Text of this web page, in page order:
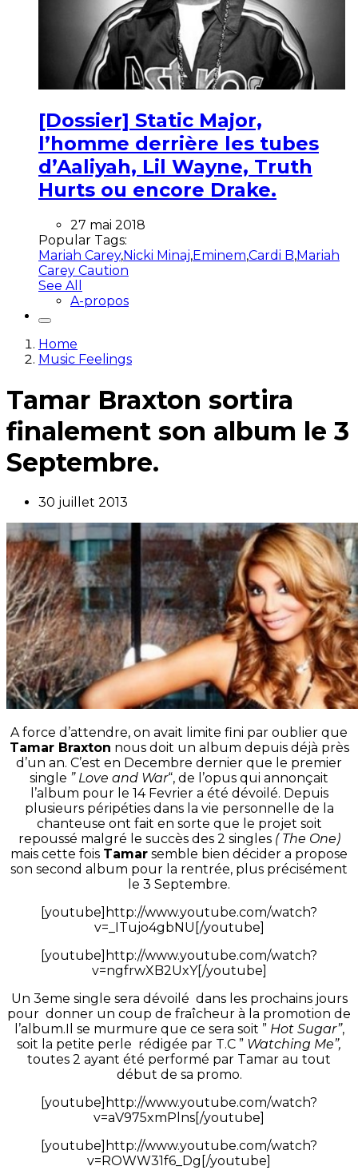
[Dossier] Static Major,
l’homme derrière les tubes
d’Aaliyah, Lil Wayne, Truth
Hurts ou encore Drake.
27 mai 2018
Popular Tags:
Mariah Carey,Nicki Minaj,Eminem,Cardi B,Mariah
Carey Caution
See All
A-propos
Home
Music Feelings
Tamar Braxton sortira
finalement son album le 3
Septembre.
30 juillet 2013
A force d’attendre, on avait limite fini par oublier que
Tamar Braxton nous doit un album depuis déjà près
d’un an. C’est en Decembre dernier que le premier
single ” Love and War“, de l’opus qui annonçait
l’album pour le 14 Fevrier a été dévoilé. Depuis
plusieurs péripéties dans la vie personnelle de la
chanteuse ont fait en sorte que le projet soit
repoussé malgré le succès des 2 singles ( The One)
mais cette fois Tamar semble bien décider a propose
son second album pour la rentrée, plus précisément
le 3 Septembre.
[youtube]http://www.youtube.com/watch?
v=_ITujo4gbNU[/youtube]
[youtube]http://www.youtube.com/watch?
v=ngfrwXB2UxY[/youtube]
Un 3eme single sera dévoilé dans les prochains jours
pour donner un coup de fraîcheur à la promotion de
l’album.Il se murmure que ce sera soit ” Hot Sugar”,
soit la petite perle rédigée par T.C ” Watching Me”,
toutes 2 ayant été performé par Tamar au tout
début de sa promo.
[youtube]http://www.youtube.com/watch?
v=aV975xmPlns[/youtube]
[youtube]http://www.youtube.com/watch?
v=ROWW31f6_Dg[/youtube]